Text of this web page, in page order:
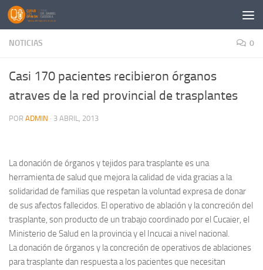
Saltar al contenido
NOTICIAS 0
Casi 170 pacientes recibieron órganos
atraves de la red provincial de trasplantes
POR ADMIN · 3 ABRIL, 2013
La donación de órganos y tejidos para trasplante es una
herramienta de salud que mejora la calidad de vida gracias a la
solidaridad de familias que respetan la voluntad expresa de donar
de sus afectos fallecidos. El operativo de ablación y la concreción del
trasplante, son producto de un trabajo coordinado por el Cucaier, el
Ministerio de Salud en la provincia y el Incucai a nivel nacional.
La donación de órganos y la concreción de operativos de ablaciones
para trasplante dan respuesta a los pacientes que necesitan